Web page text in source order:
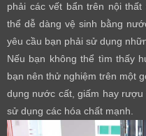
phải các vết bẩn trên nội
thể dễ dàng vệ sinh bằng
yêu cầu bạn phải sử dụng
Nếu bạn không thể tìm thấy
bạn nên thử nghiệm trên một
dụng nước cất, giấm hay
sử dụng các hóa chất mạnh.